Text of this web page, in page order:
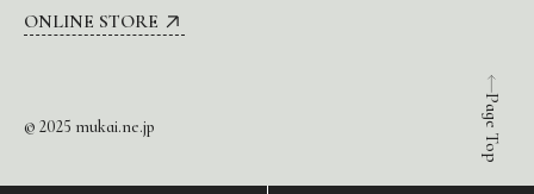
Page Top
ONLINE STORE
© 2025 mukai.ne.jp